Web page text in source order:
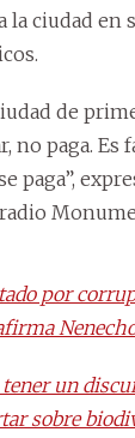
ciudad en
de
no paga. Es
paga”,
por
un
sobre